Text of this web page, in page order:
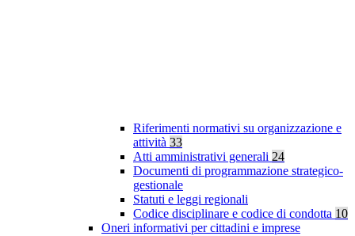
Riferimenti normativi su organizzazione e
attività 33
Atti amministrativi generali 24
Documenti di programmazione strategico-
gestionale
Statuti e leggi regionali
Codice disciplinare e codice di condotta 10
Oneri informativi per cittadini e imprese